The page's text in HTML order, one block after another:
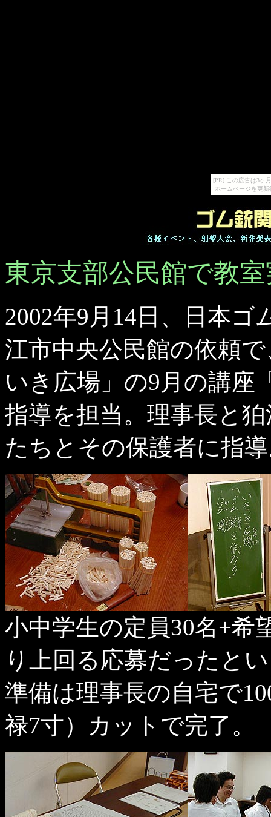
[PR] この広告は3ヶ
ホームページを更
東京支部公民館で教
2002年9月14日、日本ゴ
江市中央公民館の依頼
いき広場」の9月の講座
指導を担当。理事長と
たちとその保護者に指
小中学生の定員30名+希
り上回る応募だったと
準備は理事長の自宅で
禄7寸）カットで完了。